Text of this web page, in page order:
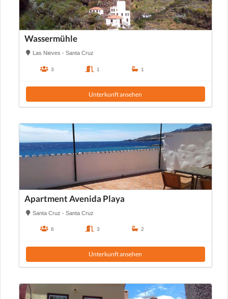
Wassermühle
Las Nieves - Santa Cruz
3 1 1
Unterkunft ansehen
Apartment Avenida Playa
Santa Cruz - Santa Cruz
6 3 2
Unterkunft ansehen